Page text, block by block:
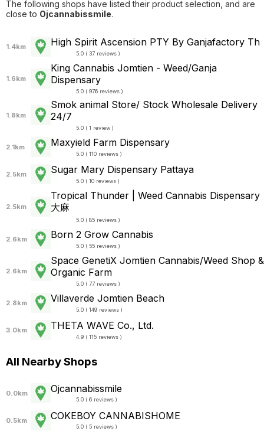
The following shops have listed their product selection, and are
close to Ojcannabissmile.
1.4km High Spirit Ascension PTY By Ganjafactory Th
5.0 ( 37 reviews )
1.6km
King Cannabis Jomtien - Weed/Ganja
Dispensary
5.0 ( 976 reviews )
1.8km
Smok animal Store/ Stock Wholesale Delivery
24/7
5.0 ( 1 review )
2.1km Maxyield Farm Dispensary
5.0 ( 110 reviews )
2.5km Sugar Mary Dispensary Pattaya
5.0 ( 10 reviews )
2.5km
Tropical Thunder | Weed Cannabis Dispensary
大麻
5.0 ( 85 reviews )
2.6km Born 2 Grow Cannabis
5.0 ( 55 reviews )
2.6km
Space GenetiX Jomtien Cannabis/Weed Shop &
Organic Farm
5.0 ( 77 reviews )
2.8km Villaverde Jomtien Beach
5.0 ( 149 reviews )
3.0km THETA WAVE Co., Ltd.
4.9 ( 115 reviews )
All Nearby Shops
0.0km Ojcannabissmile
5.0 ( 6 reviews )
0.5km COKEBOY CANNABISHOME
5.0 ( 5 reviews )